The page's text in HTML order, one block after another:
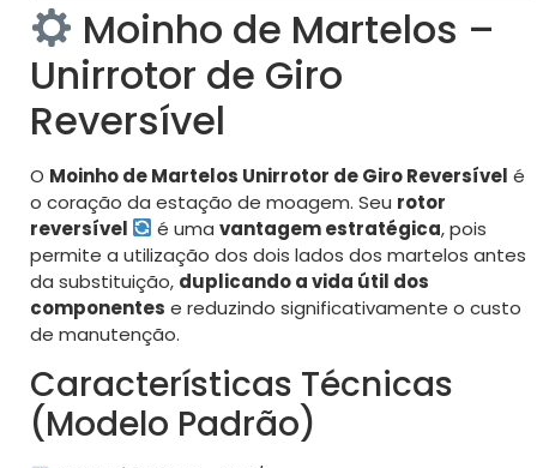
Moinho de Martelos –
Unirrotor de Giro
Reversível
O Moinho de Martelos Unirrotor de Giro Reversível é
o coração da estação de moagem. Seu rotor
reversível
é umavantagem estratégica, pois
permite a utilização dos dois lados dos martelos antes
da substituição, duplicando a vida útil dos
componentes e reduzindo significativamente o custo
de manutenção.
Características Técnicas
(Modelo Padrão)